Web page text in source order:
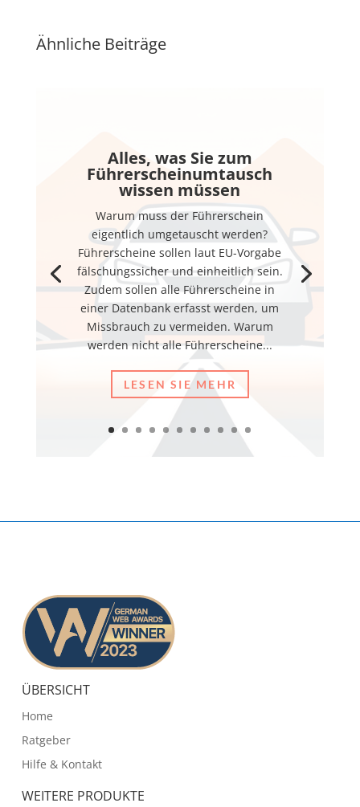
Ähnliche Beiträge
Alles, was Sie zum
Führerscheinumtausch
wissen müssen
Warum muss der Führerschein
eigentlich umgetauscht werden?
Führerscheine sollen laut EU-Vorgabe
fälschungssicher und einheitlich sein.
Zudem sollen alle Führerscheine in
einer Datenbank erfasst werden, um
Missbrauch zu vermeiden. Warum
werden nicht alle Führerscheine...
LESEN SIE MEHR
ÜBERSICHT
Home
Ratgeber
Hilfe & Kontakt
WEITERE PRODUKTE